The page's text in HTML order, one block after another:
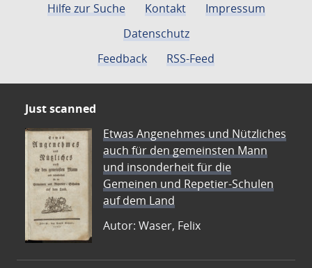
Hilfe zur Suche Kontakt
Impressum
Datenschutz
Feedback
RSS-Feed
Just scanned
Etwas Angenehmes und Nützliches
auch für den gemeinsten Mann
und insonderheit für die
Gemeinen und Repetier-Schulen
auf dem Land
Autor: Waser, Felix